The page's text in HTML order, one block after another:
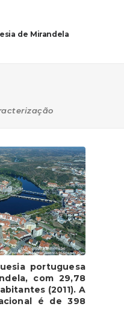
de Mirandela
portuguesa
com 29,78
(2011). A
é de 398